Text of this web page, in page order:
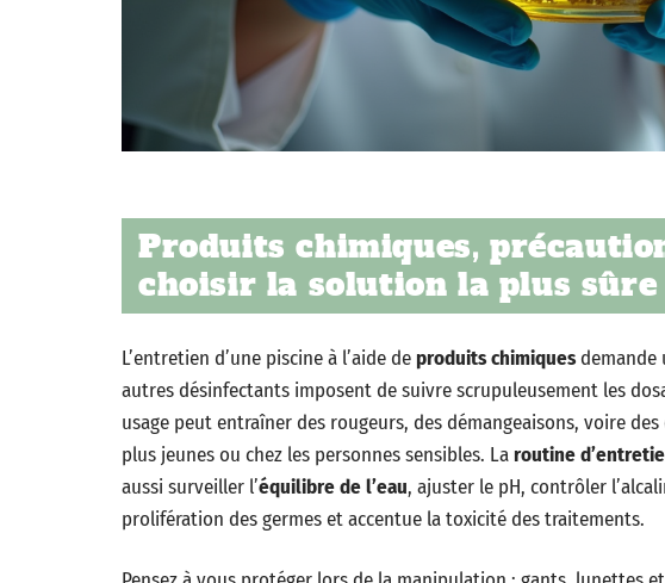
Produits chimiques,
choisir la solution la plus
L’entretien d’une piscine à l’aide deproduits chimiquesdemande
autres désinfectants imposent de suivre scrupuleusement les
usage peut entraîner des rougeurs, des démangeaisons, voire
plus jeunes ou chez les personnes sensibles. Laroutine
aussi surveiller l’équilibre de l’eau, ajuster le pH, contrôler
prolifération des germes et accentue la toxicité des traitements.